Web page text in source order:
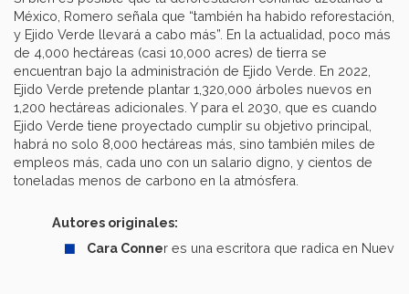
México, Romero señala que “también ha habido reforestación,
y Ejido Verde llevará a cabo más”. En la actualidad, poco más
de 4,000 hectáreas (casi 10,000 acres) de tierra se
encuentran bajo la administración de Ejido Verde. En 2022,
Ejido Verde pretende plantar 1,320,000 árboles nuevos en
1,200 hectáreas adicionales. Y para el 2030, que es cuando
Ejido Verde tiene proyectado cumplir su objetivo principal,
habrá no solo 8,000 hectáreas más, sino también miles de
empleos más, cada uno con un salario digno, y cientos de
toneladas menos de carbono en la atmósfera.
Autores originales:
Cara Conner es una escritora que radica en